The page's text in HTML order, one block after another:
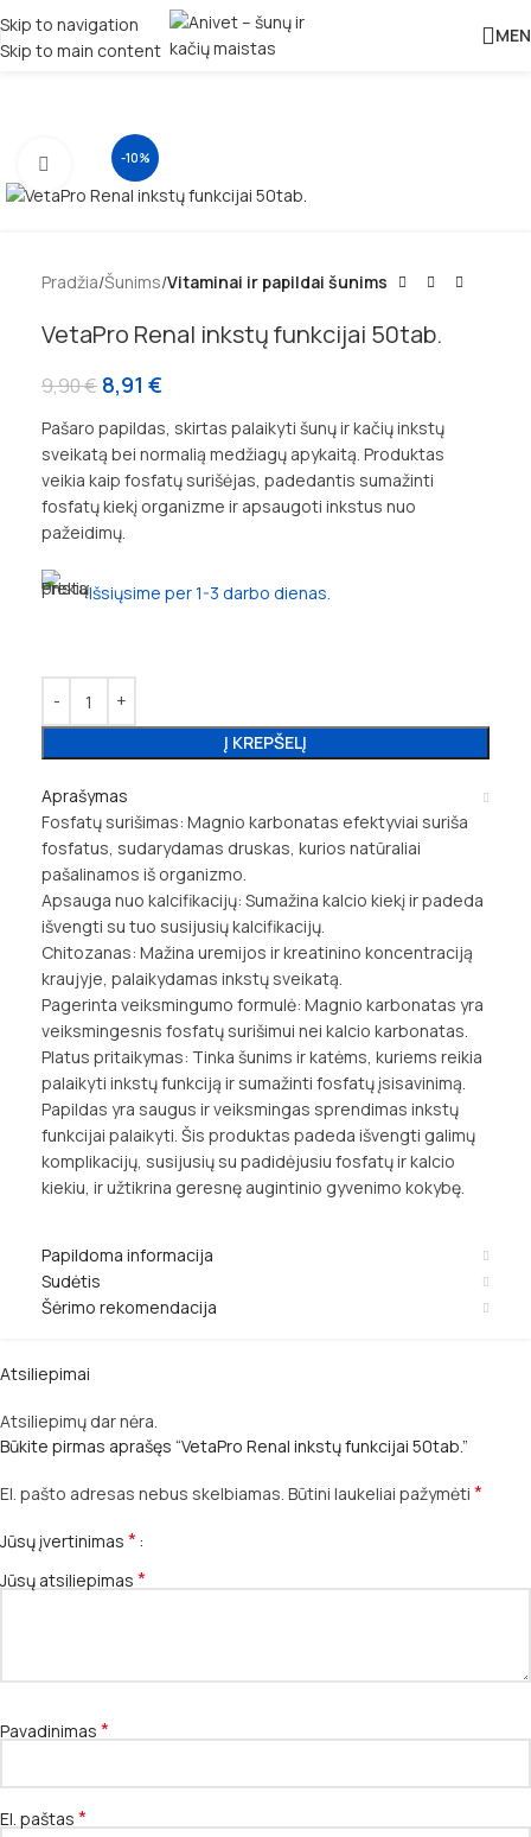
Skip to navigation
Skip to main content
-10%
Padidinti
Pradžia Šunims Vitaminai ir papildai šunims
VetaPro Renal inkstų funkcijai 50tab.
9,90€ 8,91 €
Pašaro papildas, skirtas palaikyti šunų ir kačių inkstų
sveikatą bei normalią medžiagų apykaitą. Produktas
veikia kaip fosfatų surišėjas, padedantis sumažinti
fosfatų kiekį organizme ir apsaugoti inkstus nuo
pažeidimų.
Išsiųsime per 1-3 darbo dienas.
Į KREPŠELĮ
Aprašymas
Fosfatų surišimas: Magnio karbonatas efektyviai suriša
fosfatus, sudarydamas druskas, kurios natūraliai
pašalinamos iš organizmo.
Apsauga nuo kalcifikacijų: Sumažina kalcio kiekį ir padeda
išvengti su tuo susijusių kalcifikacijų.
Chitozanas: Mažina uremijos ir kreatinino koncentraciją
kraujyje, palaikydamas inkstų sveikatą.
Pagerinta veiksmingumo formulė: Magnio karbonatas yra
veiksmingesnis fosfatų surišimui nei kalcio karbonatas.
Platus pritaikymas: Tinka šunims ir katėms, kuriems reikia
palaikyti inkstų funkciją ir sumažinti fosfatų įsisavinimą.
Papildas yra saugus ir veiksmingas sprendimas inkstų
funkcijai palaikyti. Šis produktas padeda išvengti galimų
komplikacijų, susijusių su padidėjusiu fosfatų ir kalcio
kiekiu, ir užtikrina geresnę augintinio gyvenimo kokybę.
Papildoma informacija
Sudėtis
Šėrimo rekomendacija
Atsiliepimai
Atsiliepimų dar nėra.
Būkite pirmas aprašęs “VetaPro Renal inkstų funkcijai 50tab.”
El. pašto adresas nebus skelbiamas. Būtini laukeliai pažymėti *
Jūsų įvertinimas *
Jūsų atsiliepimas *
Pavadinimas *
El. paštas *